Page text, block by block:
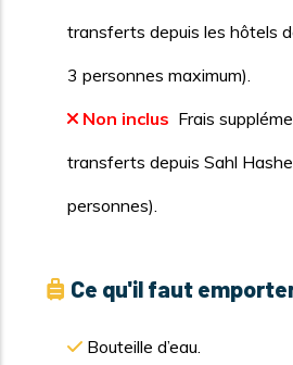
transferts depuis les hôtels
3 personnes maximum).
Non inclus Frais
transferts depuis Sahl
personnes).
Ce qu'il faut
Bouteille d’eau.